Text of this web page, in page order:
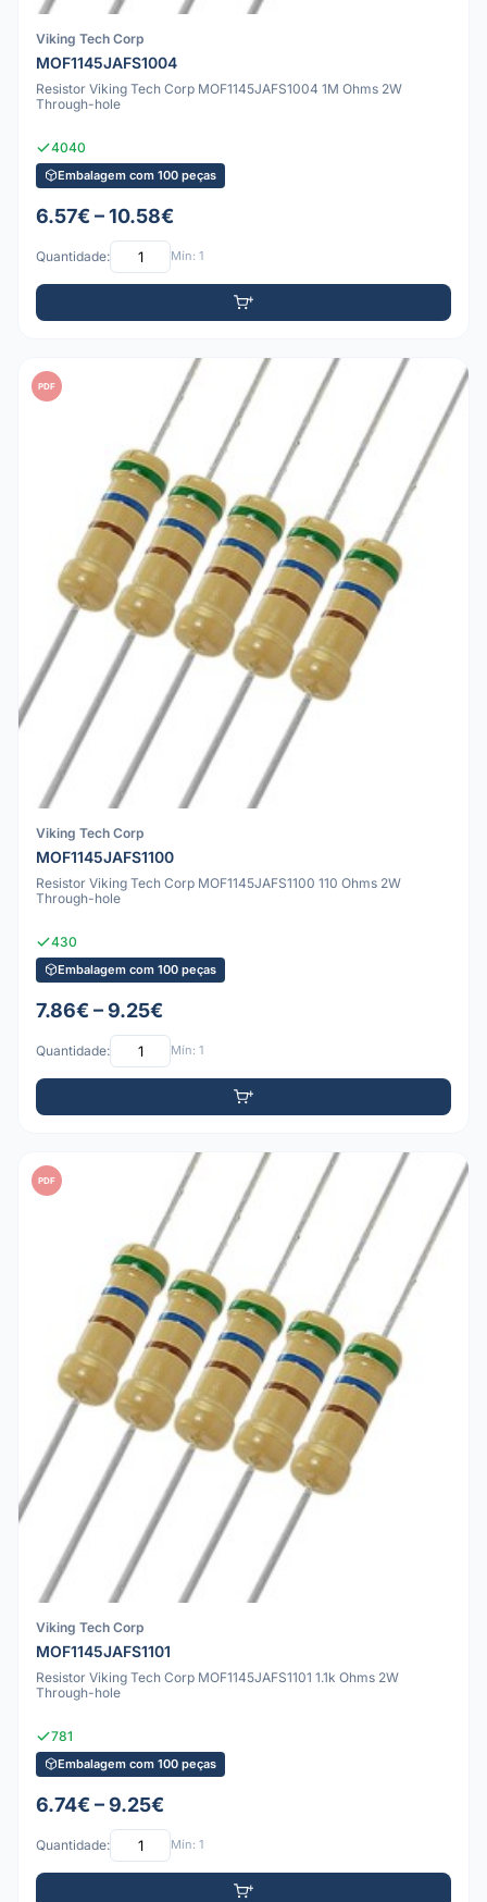
Viking Tech Corp
MOF1145JAFS1004
Resistor Viking Tech Corp MOF1145JAFS1004 1M Ohms 2W
Through-hole
4040
Embalagem com 100 peças
6.57€ – 10.58€
Quantidade: Mín: 1
PDF
Viking Tech Corp
MOF1145JAFS1100
Resistor Viking Tech Corp MOF1145JAFS1100 110 Ohms 2W
Through-hole
430
Embalagem com 100 peças
7.86€ – 9.25€
Quantidade: Mín: 1
PDF
Viking Tech Corp
MOF1145JAFS1101
Resistor Viking Tech Corp MOF1145JAFS1101 1.1k Ohms 2W
Through-hole
781
Embalagem com 100 peças
6.74€ – 9.25€
Quantidade: Mín: 1